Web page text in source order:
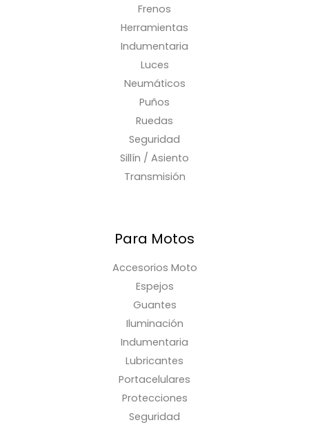
Frenos
Herramientas
Indumentaria
Luces
Neumáticos
Puños
Ruedas
Seguridad
Sillín / Asiento
Transmisión
Para Motos
Accesorios Moto
Espejos
Guantes
Iluminación
Indumentaria
Lubricantes
Portacelulares
Protecciones
Seguridad